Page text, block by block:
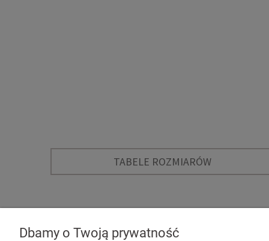
TABELE ROZMIARÓW
Dbamy o Twoją prywatność